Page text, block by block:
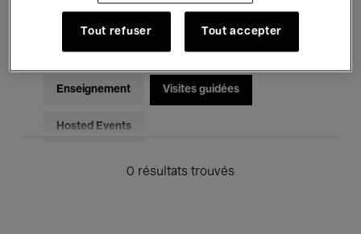
Pour tous Kids’ Palace
Enseignement Visites guidées
Hosted Events
0 résultats trouvés
Tout refuser Tout accepter